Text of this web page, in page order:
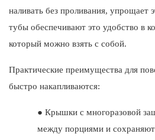
наливать без проливания, упрощает
тубы обеспечивают это удобство в
который можно взять с собой.
Практические преимущества для
быстро накапливаются:
● Крышки с многоразовой
между порциями и сохраняют